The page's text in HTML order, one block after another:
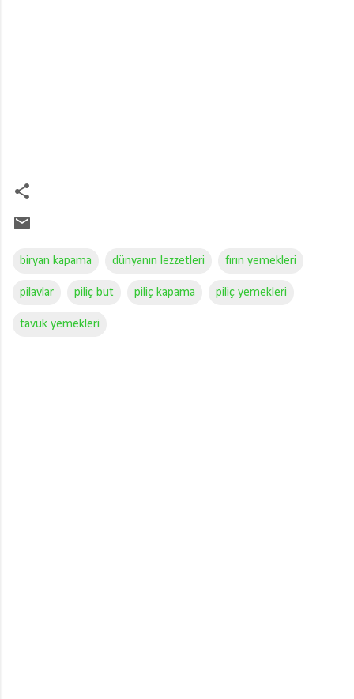
biryan kapama dünyanın lezzetleri fırın yemekleri
pilavlar piliç but piliç kapama piliç yemekleri
tavuk yemekleri